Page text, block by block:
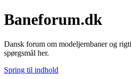
Baneforum.dk
Dansk forum om modeljernbaner og
spørgsmål her.
Spring til indhold